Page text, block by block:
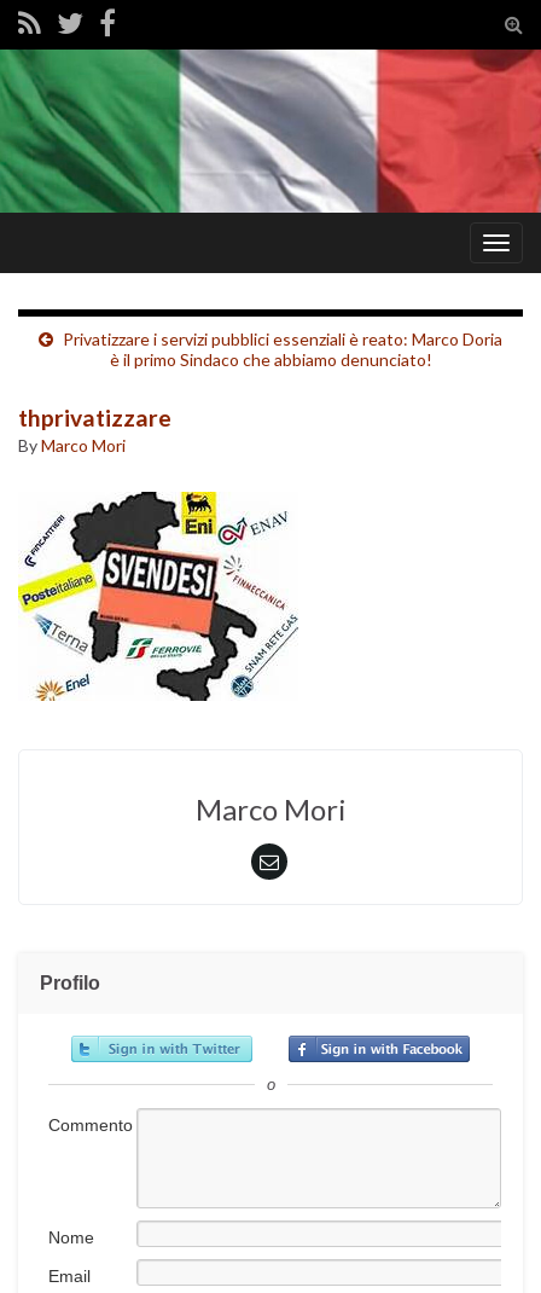
Privatizzare i servizi pubblici essenziali è reato: Marco Doria
è il primo Sindaco che abbiamo denunciato!
thprivatizzare
ByMarco Mori
Marco Mori
Profilo
o
Commento
Nome
Email